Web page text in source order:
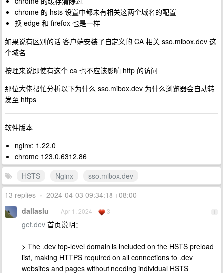
chrome 的 hsts 设置中都未有相关这两个域名的配置
换 edge 和 firefox 也是一样
如果说有区别的话 客户端安装了自定义的 CA 相关 sso.mibox.dev 这
个域名
按理来说即使有这个 ca 也不应该影响 http 的访问
那位大佬帮忙分析以下为什么 sso.mibox.dev 为什么浏览器会自动转
发至 https
软件版本
nginx: 1.22.0
chrome 123.0.6312.86
HSTS
Nginx
sso.mibox.dev
13 replies • 2024-04-03 09:34:18 +08:00
1
dallaslu Apr 1, 2024 3
get.dev 首页说明：
> The .dev top-level domain is included on the HSTS preload
list, making HTTPS required on all connections to .dev
websites and pages without needing individual HSTS